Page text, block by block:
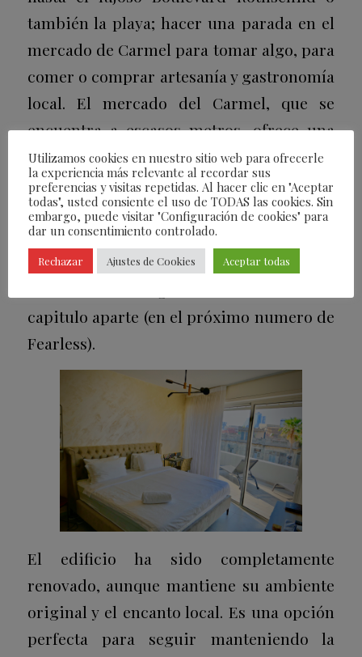
también la playa; hacer una parada en el
mercado de Carmel para tomar algo, para
comer o comprar artesanía y gastronomía
local. El mercado del Carmel, que se
encuentra a escasos metros, ofrece una
intensa experiencia de sabores, olores,
sonidos y sonrisas de sus comerciantes.
También tiene algunos de los mejores
restaurantes de la ciudad escondidos en
las callejuelas que conducen al mar
capitulo aparte (en el próximo numero de
Fearless).
El edificio ha sido completamente
renovado, aunque mantiene su ambiente
original y el encanto local. Es una opción
perfecta para seguir manteniendo la
Utilizamos cookies en nuestro sitio web para ofrecerle
la experiencia más relevante al recordar sus
preferencias y visitas repetidas. Al hacer clic en "Aceptar
todas", usted consiente el uso de TODAS las cookies. Sin
embargo, puede visitar "Configuración de cookies" para
dar un consentimiento controlado.
Rechazar Ajustes de Cookies Aceptar todas